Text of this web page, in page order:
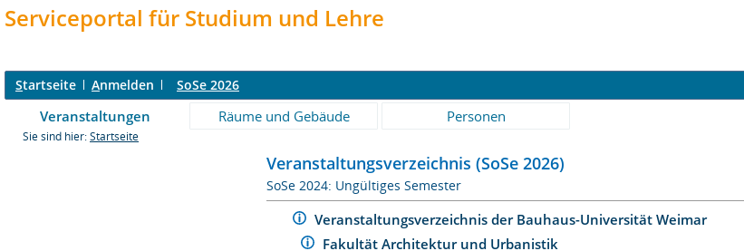
Serviceportal für Studium und Lehre
Startseite Anmelden SoSe 2026
Veranstaltungen Räume und Gebäude Personen
Sie sind hier: Startseite
Veranstaltungsverzeichnis (SoSe 2026)
SoSe 2024: Ungültiges Semester
Veranstaltungsverzeichnis der Bauhaus-Universität Weimar
Fakultät Architektur und Urbanistik